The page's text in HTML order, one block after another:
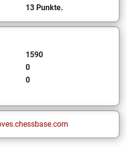
13 Punkte.
1590
0
0